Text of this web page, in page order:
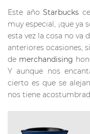
Este añoStarbucks
muy especial, ¡que ya
esta vez la cosa no va
anteriores ocasiones,
de merchandising
Y aunque nos
cierto es que se
nos tiene